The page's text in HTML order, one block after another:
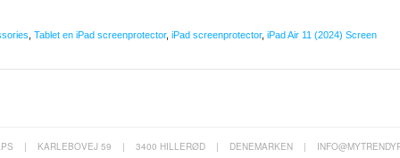
Tablet en iPad screenprotector, iPad screenprotector, iPad Air 11 (2024) Screen
| KARLEBOVEJ 59 | 3400 HILLERØD | DENEMARKEN |